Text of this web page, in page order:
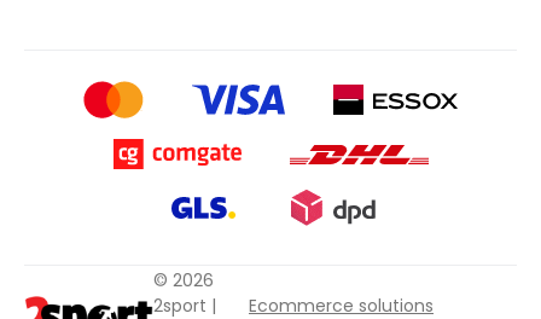
© 2026
2sport |
Ecommerce solutions